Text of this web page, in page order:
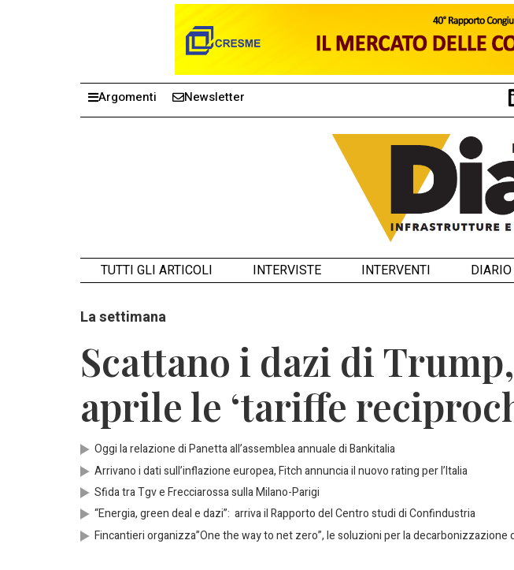
Argomenti Newsletter
TUTTI GLI ARTICOLI INTERVISTE INTERVENTI
La settimana
Scattano i dazi di
aprile le ‘tariffe
Oggi la relazione di Panetta all’assemblea annuale di Bankitalia
Arrivano i dati sull’inflazione europea, Fitch annuncia il nuovo rating per l’Italia
Sfida tra Tgv e Frecciarossa sulla Milano-Parigi
“Energia, green deal e dazi”: arriva il Rapporto del Centro studi di Confindustria
Fincantieri organizza”One the way to net zero”, le soluzioni per la